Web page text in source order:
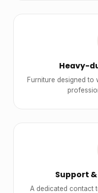
Heavy-
Furniture designed to
Support
A dedicated contact